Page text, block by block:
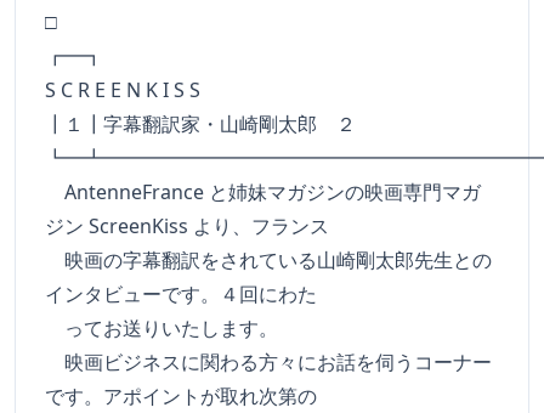
□
S C R E E N K I S S
┃１┃字幕翻訳家・山崎剛太郎 ２
AntenneFrance と姉妹マガジンの映画専門マガ
ジン ScreenKiss より、フランス
映画の字幕翻訳をされている山崎剛太郎先生との
インタビューです。４回にわた
ってお送りいたします。
映画ビジネスに関わる方々にお話を伺うコーナー
です。アポイントが取れ次第の